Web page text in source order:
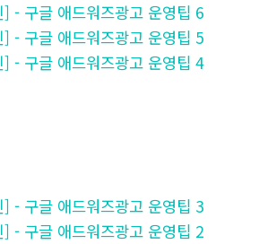
구글 애드워즈광고 운영팁 6
구글 애드워즈광고 운영팁 5
- 구글 애드워즈광고 운영팁 4
구글 애드워즈광고 운영팁 3
구글 애드워즈광고 운영팁 2